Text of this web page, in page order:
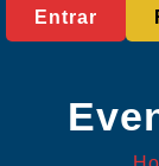
Entrar